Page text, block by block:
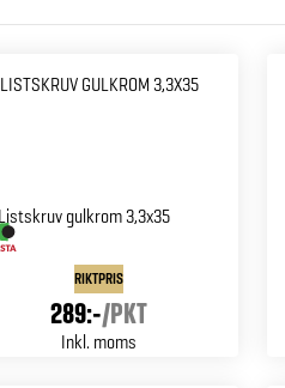
LISTSKRUV GULKROM 3,3X35
RIKTPRIS
289:-/PKT
Inkl. moms